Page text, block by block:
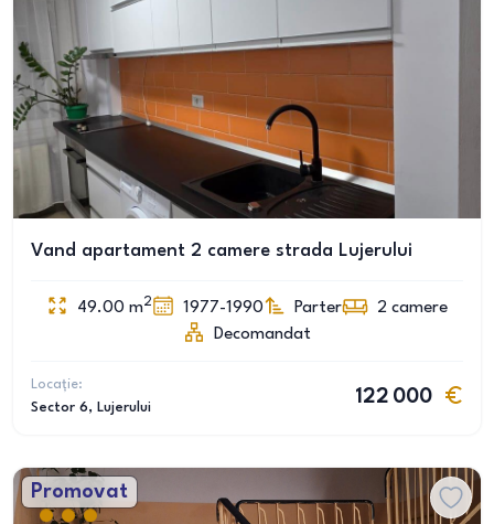
Vand apartament 2 camere strada Lujerului
49.00 m2 1977-1990 Parter 2 camere
Decomandat
Locație:
Sector 6, Lujerului
122 000
Promovat